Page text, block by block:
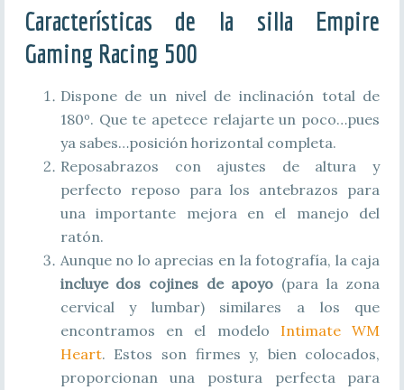
Características de la silla Empire
Gaming Racing 500
Dispone de un nivel de inclinación total de
180º. Que te apetece relajarte un poco…pues
ya sabes…posición horizontal completa.
Reposabrazos con ajustes de altura y
perfecto reposo para los antebrazos para
una importante mejora en el manejo del
ratón.
Aunque no lo aprecias en la fotografía, la caja
incluye dos cojines de apoyo (para la zona
cervical y lumbar) similares a los que
encontramos en el modelo Intimate WM
Heart. Estos son firmes y, bien colocados,
proporcionan una postura perfecta para